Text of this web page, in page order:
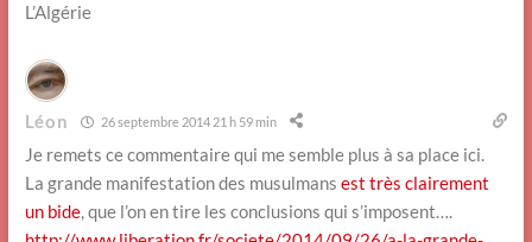
L’Algérie
Léon 26 septembre 2014 21 h 59 min
Je remets ce commentaire qui me semble plus à sa place ici.
La grande manifestation des musulmans est très clairement
un bide, que l’on en tire les conclusions qui s’imposent….